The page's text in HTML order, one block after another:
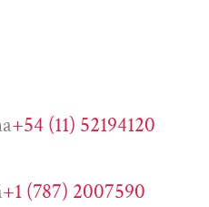
+54 (11) 52194120
+1 (787) 2007590